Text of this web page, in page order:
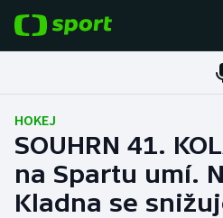
Fotbal
Hokej
Tenis
HOKEJ
SOUHRN 41.
na Spartu umí.
Kladna se